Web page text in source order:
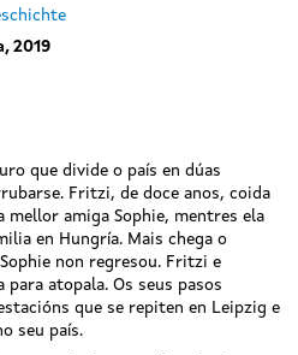
2019
que divide o país en dúas
Fritzi, de doce anos, coida
mellor amiga Sophie, mentres ela
en Hungría. Mais chega o
non regresou. Fritzi e
atopala. Os seus pasos
que se repiten en Leipzig e
seu país.